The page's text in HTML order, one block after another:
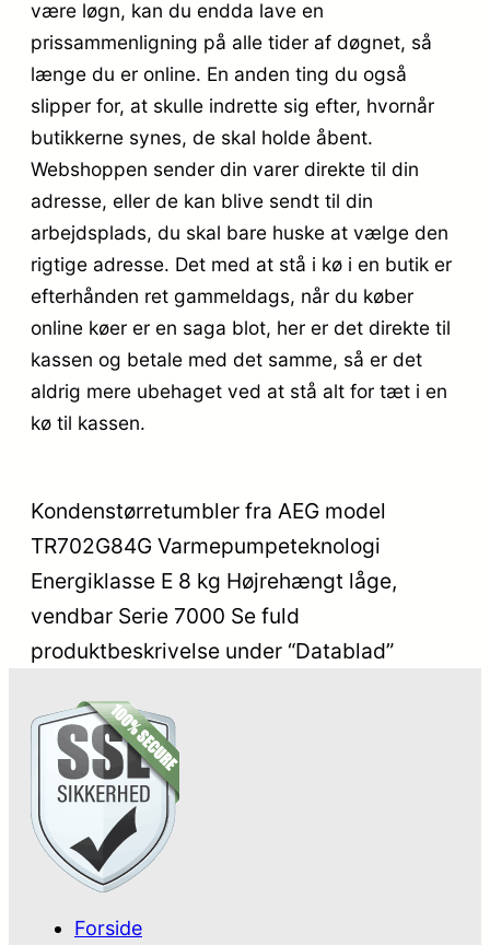
være løgn, kan du endda lave en
prissammenligning på alle tider af døgnet, så
længe du er online. En anden ting du også
slipper for, at skulle indrette sig efter, hvornår
butikkerne synes, de skal holde åbent.
Webshoppen sender din varer direkte til din
adresse, eller de kan blive sendt til din
arbejdsplads, du skal bare huske at vælge den
rigtige adresse. Det med at stå i kø i en butik er
efterhånden ret gammeldags, når du køber
online køer er en saga blot, her er det direkte til
kassen og betale med det samme, så er det
aldrig mere ubehaget ved at stå alt for tæt i en
kø til kassen.
Kondenstørretumbler fra AEG model
TR702G84G Varmepumpeteknologi
Energiklasse E 8 kg Højrehængt låge,
vendbar Serie 7000 Se fuld
produktbeskrivelse under “Datablad”
Forside